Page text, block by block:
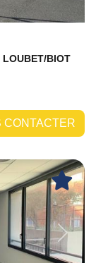
LOUBET/BIOT
CONTACTER
Next